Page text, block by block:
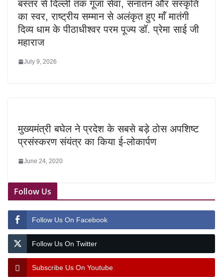
बस्तर से दिल्ली तक गूंजा सेवा, सनातन और संस्कृति
का स्वर, राष्ट्रीय सम्मान से अलंकृत हुए माँ मातंगी
दिव्य धाम के पीठाधीश्वर परम पूज्य डॉ. प्रेमा साई जी
महाराज
July 9, 2026
मुख्यमंत्री बघेल ने प्रदेश के सबसे बड़े ठोस अपशिष्ट
प्रसंस्करण संयंत्र का किया ई-लोकार्पण
June 24, 2020
Follow Us
Follow Us On Facebook
Follow Us On Twitter
Subscribe Us On Youtube